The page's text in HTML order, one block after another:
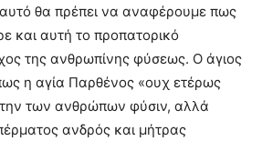
θα πρέπει να αναφέρουμε πως
και αυτή το προπατορικό
της ανθρωπίνης φύσεως. Ο άγιος
η αγία Παρθένος «ουχ ετέρως
των ανθρώπων φύσιν, αλλά
ανδρός και μήτρας